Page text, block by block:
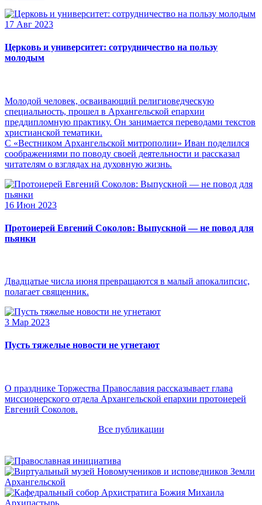
17 Авг 2023
Церковь и университет: сотрудничество на пользу
молодым
Молодой человек, осваивающий религиоведческую
специальность, прошел в Архангельской епархии
преддипломную практику. Он занимается переводами текстов
христианской тематики.
С «Вестником Архангельской митрополии» Иван поделился
соображениями по поводу своей деятельности и рассказал
читателям о взглядах на духовную жизнь.
16 Июн 2023
Протоиерей Евгений Соколов: Выпускной — не повод для
пьянки
Двадцатые числа июня превращаются в малый апокалипсис,
полагает священник.
3 Мар 2023
Пусть тяжелые новости не угнетают
О празднике Торжества Православия рассказывает глава
миссионерского отдела Архангельской епархии протоиерей
Евгений Соколов.
Все публикации
Архипастырь